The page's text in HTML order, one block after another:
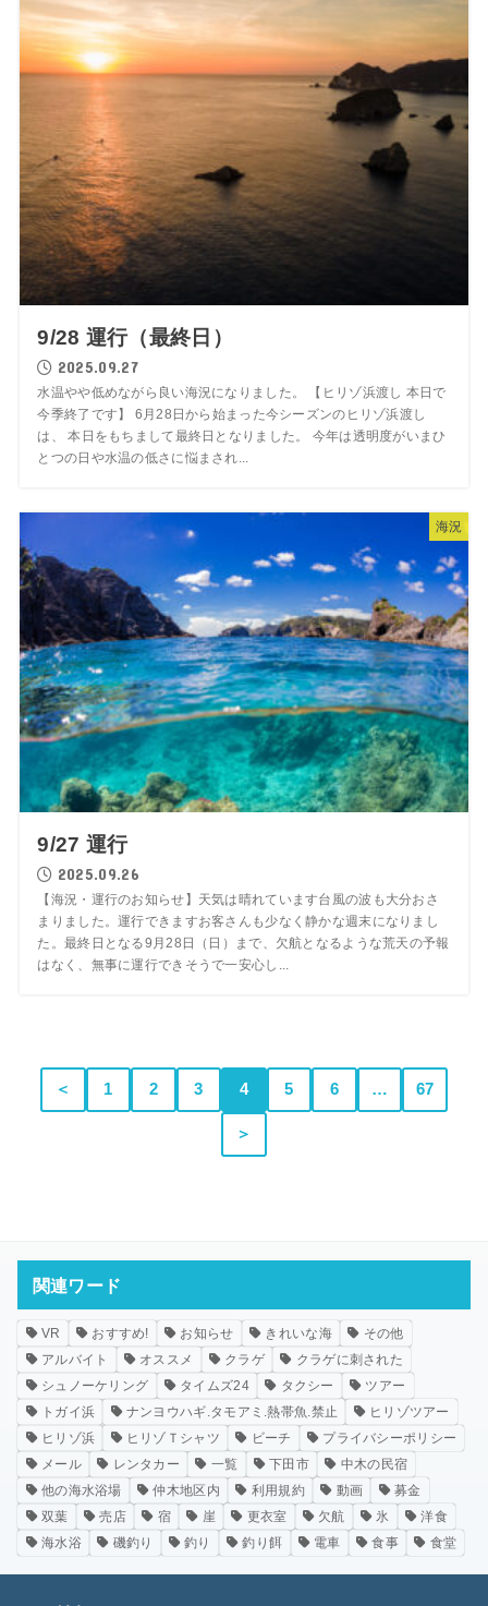
9/28 運行（最終日）
2025.09.27
水温やや低めながら良い海況になりました。 【ヒリゾ浜渡し 本日で
今季終了です】 6月28日から始まった今シーズンのヒリゾ浜渡し
は、 本日をもちまして最終日となりました。 今年は透明度がいまひ
とつの日や水温の低さに悩まされ...
海況
9/27 運行
2025.09.26
【海況・運行のお知らせ】天気は晴れています台風の波も大分おさ
まりました。運行できますお客さんも少なく静かな週末になりまし
た。最終日となる9月28日（日）まで、欠航となるような荒天の予報
はなく、無事に運行できそうで一安心し...
＜ 1 2 3 4 5 6 … 67
＞
関連ワード
VR おすすめ! お知らせ きれいな海
その他
アルバイト
オススメ クラゲ
クラゲに刺された
シュノーケリング
タイムズ24 タクシー
ツアー
トガイ浜
ナンヨウハギ.タモアミ.熱帯魚.禁止
ヒリゾツアー
ヒリゾ浜
ヒリゾＴシャツ ビーチ
プライバシーポリシー
メール
レンタカー 一覧 下田市
中木の民宿
他の海水浴場
仲木地区内 利用規約 動画
募金
双葉
売店 宿 崖 更衣室 欠航 氷
洋食
海水浴
磯釣り 釣り 釣り餌 電車 食事 食堂